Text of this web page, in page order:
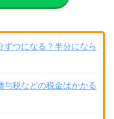
つになる？半分になら
税などの税金はかかる